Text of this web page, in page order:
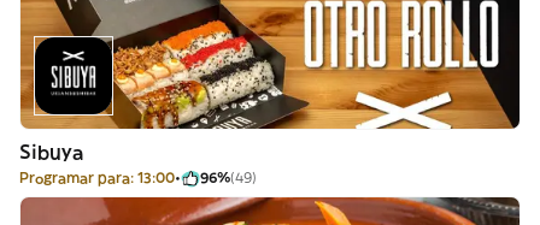
Sibuya
Programar para: 13:00 96%(49)